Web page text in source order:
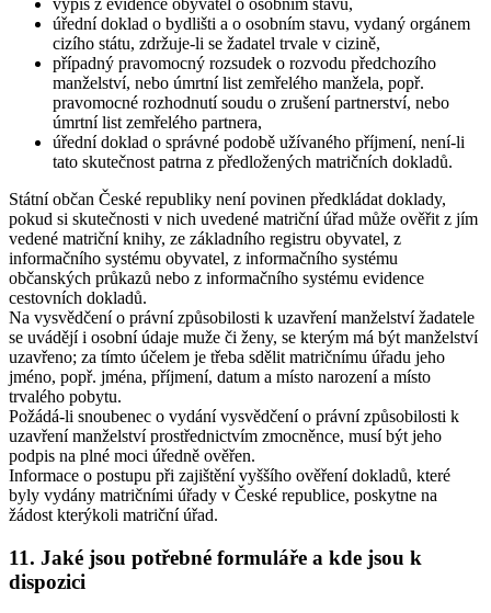
výpis z evidence obyvatel o osobním stavu,
úřední doklad o bydlišti a o osobním stavu, vydaný orgánem
cizího státu, zdržuje-li se žadatel trvale v cizině,
případný pravomocný rozsudek o rozvodu předchozího
manželství, nebo úmrtní list zemřelého manžela, popř.
pravomocné rozhodnutí soudu o zrušení partnerství, nebo
úmrtní list zemřelého partnera,
úřední doklad o správné podobě užívaného příjmení, není-li
tato skutečnost patrna z předložených matričních dokladů.
Státní občan České republiky není povinen předkládat doklady,
pokud si skutečnosti v nich uvedené matriční úřad může ověřit z jím
vedené matriční knihy, ze základního registru obyvatel, z
informačního systému obyvatel, z informačního systému
občanských průkazů nebo z informačního systému evidence
cestovních dokladů.
Na vysvědčení o právní způsobilosti k uzavření manželství žadatele
se uvádějí i osobní údaje muže či ženy, se kterým má být manželství
uzavřeno; za tímto účelem je třeba sdělit matričnímu úřadu jeho
jméno, popř. jména, příjmení, datum a místo narození a místo
trvalého pobytu.
Požádá-li snoubenec o vydání vysvědčení o právní způsobilosti k
uzavření manželství prostřednictvím zmocněnce, musí být jeho
podpis na plné moci úředně ověřen.
Informace o postupu při zajištění vyššího ověření dokladů, které
byly vydány matričními úřady v České republice, poskytne na
žádost kterýkoli matriční úřad.
11. Jaké jsou potřebné formuláře a kde jsou k
dispozici